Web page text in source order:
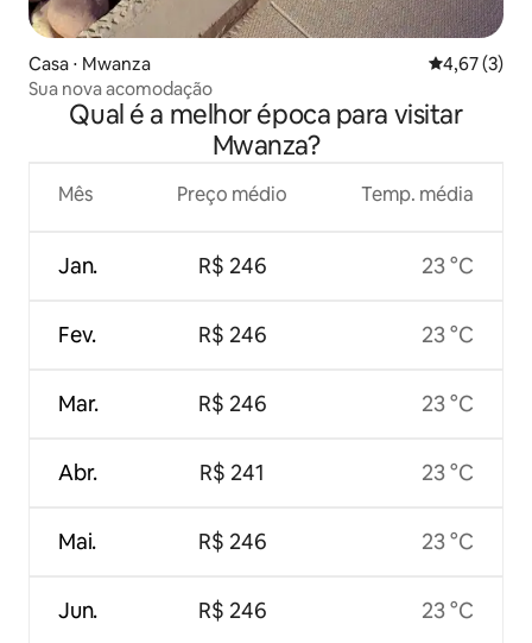
Casa ⋅ Mwanza 4,67 de
4,67 (3)
Sua nova acomodação
Qual é a melhor época para visitar
Mwanza?
Mês
Jan.
Fev.
Mar.
Abr.
Mai.
Jun.
Preço médio
R$ 246
R$ 246
R$ 246
R$ 241
R$ 246
R$ 246
Temp. média
23 °C
23 °C
23 °C
23 °C
23 °C
23 °C